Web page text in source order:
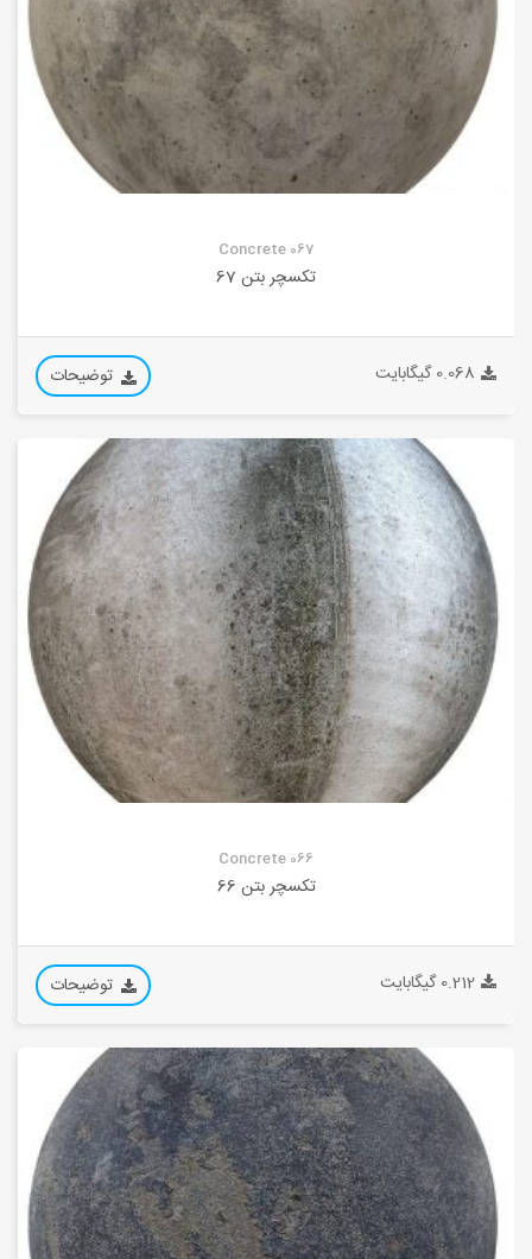
Concrete 067
تکسچر بتن 67
0.068 گیگابایت توضیحات
Concrete 066
تکسچر بتن 66
0.212 گیگابایت توضیحات